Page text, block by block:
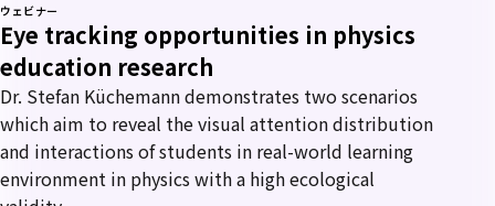
ウェビナー
Eye tracking opportunities in physics
education research
Dr. Stefan Küchemann demonstrates two scenarios
which aim to reveal the visual attention distribution
and interactions of students in real-world learning
environment in physics with a high ecological